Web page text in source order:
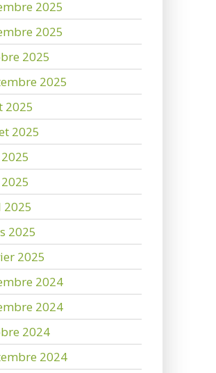
2025
2025
2025
2025
2025
2025
2025
2025
2024
2024
2024
2024